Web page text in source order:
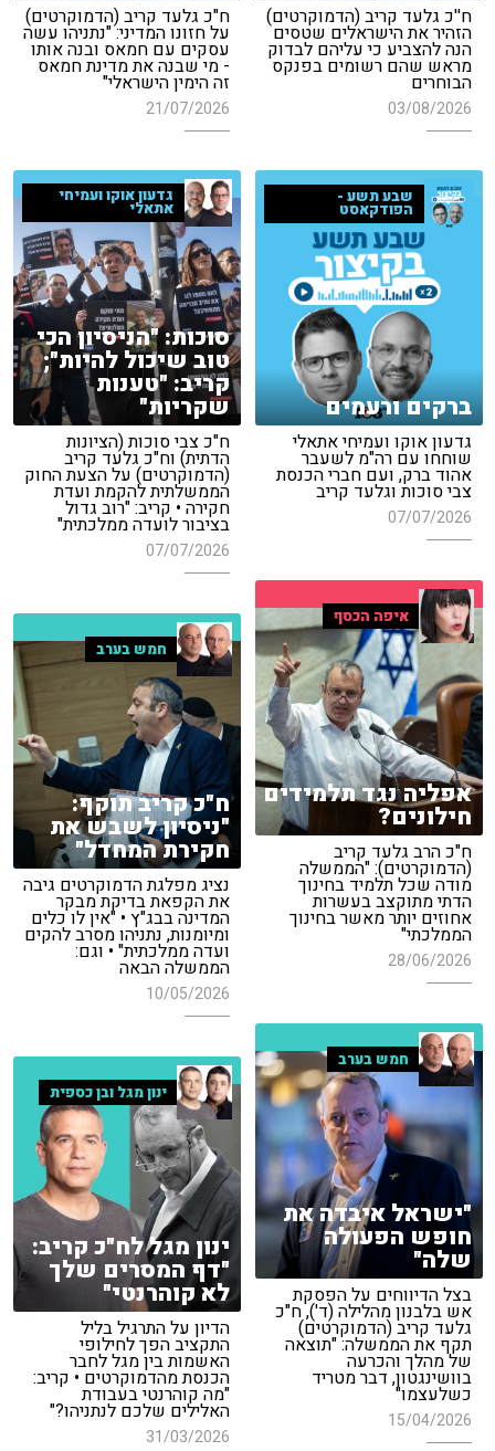
ח''כ גלעד קריב (הדמוקרטים)
הזהיר את הישראלים שטסים
הנה להצביע כי עליהם לבדוק
מראש שהם רשומים בפנקס
הבוחרים
03/08/2026
ח"כ גלעד קריב (הדמוקרטים)
על חזונו המדיני: "נתניהו עשה
עסקים עם חמאס ובנה אותו
- מי שבנה את מדינת חמאס
זה הימין הישראלי"
21/07/2026
שבע תשע -
הפודקאסט
ברקים ורעמים
גדעון אוקו ועמיחי אתאלי
שוחחו עם רה"מ לשעבר
אהוד ברק, ועם חברי הכנסת
צבי סוכות וגלעד קריב
07/07/2026
גדעון אוקו ועמיחי
אתאלי
סוכות: "הניסיון הכי
טוב שיכול להיות";
קריב: "טענות
שקריות"
ח"כ צבי סוכות (הציונות
הדתית) וח"כ גלעד קריב
(הדמוקרטים) על הצעת החוק
הממשלתית להקמת ועדת
חקירה • קריב: "רוב גדול
בציבור לועדה ממלכתית"
07/07/2026
איפה הכסף
אפליה נגד תלמידים
חילונים?
ח"כ הרב גלעד קריב
(הדמוקרטים): "הממשלה
מודה שכל תלמיד בחינוך
הדתי מתוקצב בעשרות
אחוזים יותר מאשר בחינוך
הממלכתי"
28/06/2026
חמש בערב
ח"כ קריב תוקף:
"ניסיון לשבש את
חקירת המחדל"
נציג מפלגת הדמוקרטים גיבה
את הקפאת בדיקת מבקר
המדינה בבג"ץ • "אין לו כלים
ומיומנות, נתניהו מסרב להקים
ועדה ממלכתית" • וגם:
הממשלה הבאה
10/05/2026
חמש בערב
"ישראל איבדה את
חופש הפעולה
שלה"
בצל הדיווחים על הפסקת
אש בלבנון מהלילה (ד'), ח"כ
גלעד קריב (הדמוקרטים)
תקף את הממשלה: "תוצאה
של מהלך והכרעה
בוושינגטון, דבר מטריד
כשלעצמו"
15/04/2026
ינון מגל ובן כספית
ינון מגל לח"כ קריב:
"דף המסרים שלך
לא קוהרנטי"
הדיון על התרגיל בליל
התקציב הפך לחילופי
האשמות בין מגל לחבר
הכנסת מהדמוקרטים • קריב:
"מה קוהרנטי בעבודת
האלילים שלכם לנתניהו?"
31/03/2026